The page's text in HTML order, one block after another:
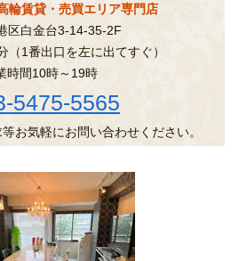
輪賃貸・売買エリア専門店
区白金台3-14-35-2F
（1番出口を左に出てすぐ）
時間10時～19時
5475-5565
お気軽にお問い合わせください。